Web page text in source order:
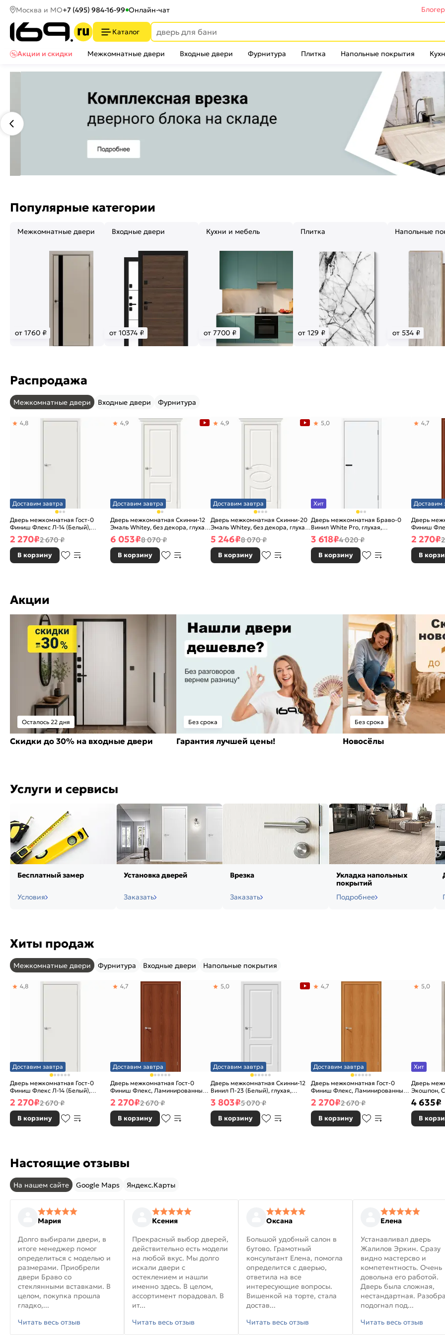
Москва и МО+7 (495) 984-16-99 Онлайн-чат
Каталог
Акции и скидки
Межкомнатные двери Входные двери Фурнитура Плитка Напольные покрытия
Популярные категории
Межкомнатные двери
от 1760 ₽
Входные двери
от 10374 ₽
Кухни и мебель
от 7700 ₽
Плитка
от 129 ₽
Напольные
от 534 ₽
Распродажа
Межкомнатные двери Входные двери Фурнитура
Доставим завтра
Дверь межкомнатная Гост-0
Финиш Флекс Л-14 (Белый),
глухая, каркасно-щитовая
4,8
2 270₽2 670 ₽
В корзину
Доставим завтра
Дверь межкомнатная Скинни-12
Эмаль Whitey, без декора, глухая,
без стекла, без кромки, скиновая
4,9
6 053₽8 070 ₽
В корзину
Доставим завтра
Дверь межкомнатная Скинни-20
Эмаль Whitey, без декора, глухая,
без стекла, без кромки, скиновая
4,9
5 246₽8 070 ₽
В корзину
Хит
Дверь межкомнатная Браво-0
Винил White Pro, глухая,
каркасно-щитовая
5,0
3 618₽4 020 ₽
В корзину
Доставим
Дверь
Финиш
Л-11
каркасно-
4,7
2 270₽
В
Акции
Осталось 22 дня
Скидки до 30% на входные двери
Без срока
Гарантия лучшей цены!
Без срока
Новосёлы
Услуги и сервисы
Бесплатный замер
Условия
Установка дверей
Заказать
Врезка
Заказать
Укладка напольных
покрытий
Подробнее
Хиты продаж
Межкомнатные двери Фурнитура Входные двери Напольные покрытия
Доставим завтра
Дверь межкомнатная Гост-0
Финиш Флекс Л-14 (Белый),
глухая, каркасно-щитовая
4,8
2 270₽2 670 ₽
В корзину
Доставим завтра
Дверь межкомнатная Гост-0
Финиш Флекс, Ламинированные
Л-11 (ИталОрех), глухая,
каркасно-щитовая
4,7
2 270₽2 670 ₽
В корзину
Доставим завтра
Дверь межкомнатная Скинни-12
Винил П-23 (Белый), глухая,
скиновая
5,0
3 803₽5 070 ₽
В корзину
Доставим завтра
Дверь межкомнатная Гост-0
Финиш Флекс, Ламинированные
Л-12 (МиланОрех), глухая,
каркасно-щитовая
4,7
2 270₽2 670 ₽
В корзину
Хит
Дверь
Экошпон,
5,0
4 635₽
В
Настоящие отзывы
На нашем сайте Google Maps Яндекс.Карты
Мария
Долго выбирали двери, в
итоге менеджер помог
определиться с моделью и
размерами. Приобрели
двери Браво со
стеклянными вставками. В
целом, покупка прошла
гладко,...
Читать весь отзыв
Ксения
Прекрасный выбор дверей,
действительно есть модели
на любой вкус. Мы долго
искали двери с
остеклением и нашли
именно здесь. В целом,
ассортимент порадовал. В
ит...
Читать весь отзыв
Оксана
Большой удобный салон в
бутово. Грамотный
консультант Елена, помогла
определится с дверью,
ответила на все
интересующие вопросы.
Вишенкой на торте, стала
достав...
Читать весь отзыв
Елена
Устанавливал дверь
Жалилов Эркин. Сразу
видно мастерсво и
компетентность. Очень
довольна его работой.
Дверь была сложная,
нестандартная.
подогнал под...
Читать весь отзыв